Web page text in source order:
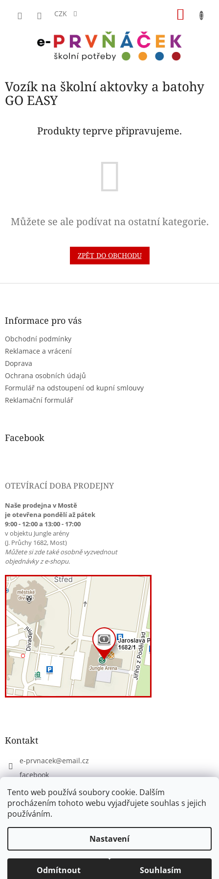
Tento web používá soubory cookie. Dalším
procházením tohoto webu vyjadřujete souhlas s jejich
používáním.
Nastavení
Odmítnout Souhlasím
CZK
Vozík na školní aktovky a batohy
GO EASY
Produkty teprve připravujeme.
Můžete se ale podívat na ostatní kategorie.
ZPĚT DO OBCHODU
Z
Informace pro vás
Obchodní podmínky
Reklamace a vrácení
Doprava
Ochrana osobních údajů
Formulář na odstoupení od kupní smlouvy
Reklamační formulář
Facebook
OTEVÍRACÍ DOBA PRODEJNY
Naše prodejna v Mostě
je otevřena pondělí až pátek
9:00 - 12:00 a 13:00 - 17:00
v objektu Jungle arény
(J. Průchy 1682, Most)
Můžete si zde také osobně vyzvednout
objednávky z e-shopu.
Kontakt
e-prvnacek@email.cz
facebook
eprvnacek
www.e-prvnacek.cz